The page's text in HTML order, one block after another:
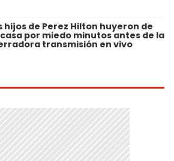
hijos de Perez Hilton huyeron de
por miedo minutos antes de la
transmisión en vivo